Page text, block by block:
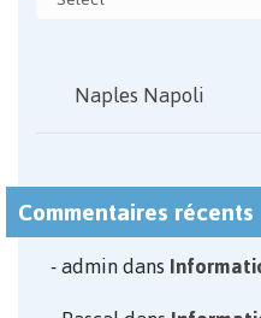
Naples Napoli
Commentaires récents
admindans